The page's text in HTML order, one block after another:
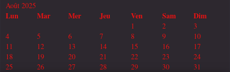
Août 2025
Lun Mar Mer Jeu Ven Sam Dim
1 2
3
4
5 6 7 8 9
10
11
12 13 14 15 16
17
18
19 20 21 22 23
24
25
26 27 28 29 30 31